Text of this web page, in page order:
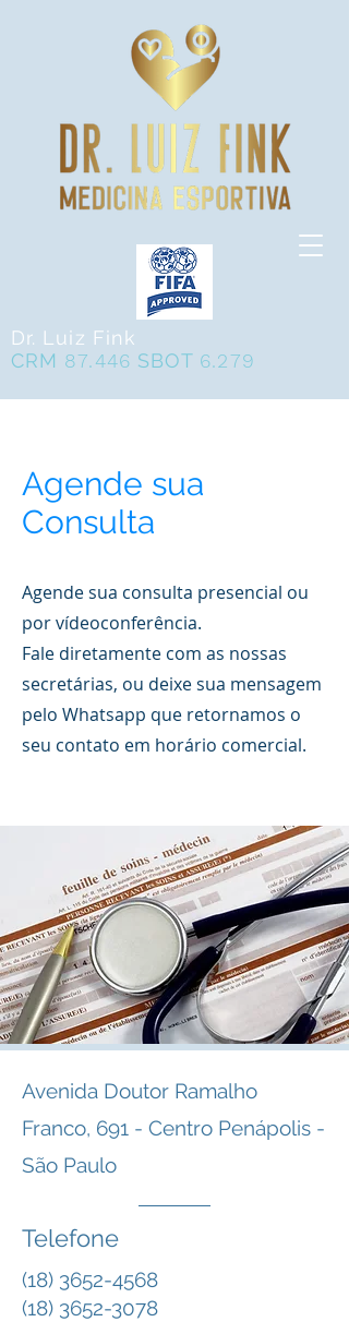
Dr. Luiz Fink
CRM 87.446 SBOT 6.279
Agende sua
Consulta
Agende sua consulta presencial ou
por vídeoconferência.
Fale diretamente com as nossas
secretárias, ou deixe sua mensagem
pelo Whatsapp que retornamos o
seu contato em horário comercial.
Avenida Doutor Ramalho
Franco, 691 - Centro Penápolis -
São Paulo
Telefone
(18) 3652-4568
(18) 3652-3078